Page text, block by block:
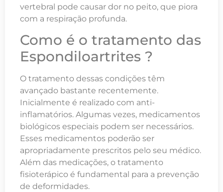
vertebral pode causar dor no peito, que piora
com a respiração profunda.
Como é o tratamento das
Espondiloartrites ?
O tratamento dessas condições têm
avançado bastante recentemente.
Inicialmente é realizado com anti-
inflamatórios. Algumas vezes, medicamentos
biológicos especiais podem ser necessários.
Esses medicamentos poderão ser
apropriadamente prescritos pelo seu médico.
Além das medicações, o tratamento
fisioterápico é fundamental para a prevenção
de deformidades.